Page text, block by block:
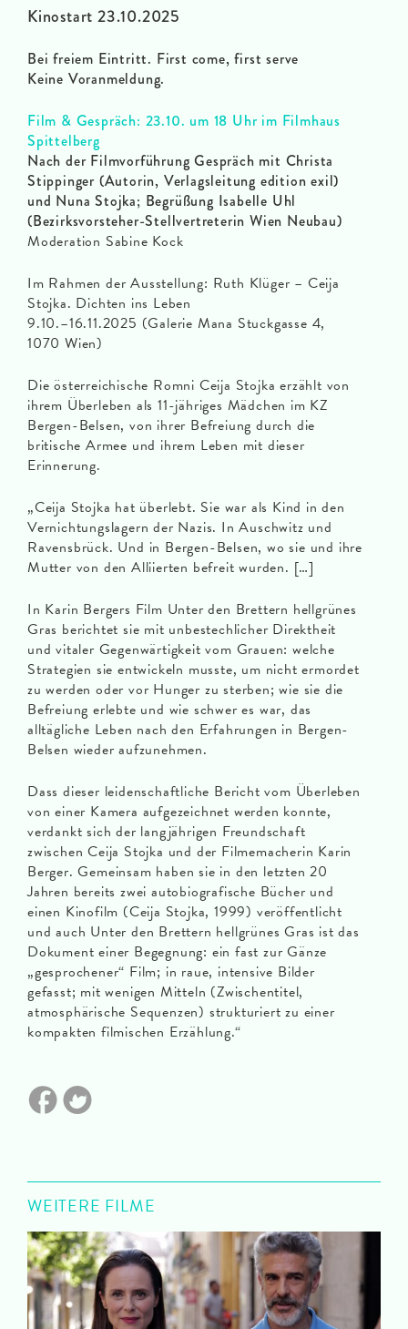
Kinostart 23.10.2025
Bei freiem Eintritt. First come, first serve
Keine Voranmeldung.
Film & Gespräch: 23.10. um 18 Uhr im Filmhaus
Spittelberg
Nach der Filmvorführung Gespräch mit Christa
Stippinger (Autorin, Verlagsleitung edition exil)
und Nuna Stojka; Begrüßung Isabelle Uhl
(Bezirksvorsteher-Stellvertreterin Wien Neubau)
Moderation Sabine Kock
Im Rahmen der Ausstellung: Ruth Klüger – Ceija
Stojka. Dichten ins Leben
9.10.–16.11.2025 (Galerie Mana Stuckgasse 4,
1070 Wien)
Die österreichische Romni Ceija Stojka erzählt von
ihrem Überleben als 11-jähriges Mädchen im KZ
Bergen-Belsen, von ihrer Befreiung durch die
britische Armee und ihrem Leben mit dieser
Erinnerung.
„Ceija Stojka hat überlebt. Sie war als Kind in den
Vernichtungslagern der Nazis. In Auschwitz und
Ravensbrück. Und in Bergen-Belsen, wo sie und ihre
Mutter von den Alliierten befreit wurden. […]
In Karin Bergers Film Unter den Brettern hellgrünes
Gras berichtet sie mit unbestechlicher Direktheit
und vitaler Gegenwärtigkeit vom Grauen: welche
Strategien sie entwickeln musste, um nicht ermordet
zu werden oder vor Hunger zu sterben; wie sie die
Befreiung erlebte und wie schwer es war, das
alltägliche Leben nach den Erfahrungen in Bergen-
Belsen wieder aufzunehmen.
Dass dieser leidenschaftliche Bericht vom Überleben
von einer Kamera aufgezeichnet werden konnte,
verdankt sich der langjährigen Freundschaft
zwischen Ceija Stojka und der Filmemacherin Karin
Berger. Gemeinsam haben sie in den letzten 20
Jahren bereits zwei autobiografische Bücher und
einen Kinofilm (Ceija Stojka, 1999) veröffentlicht
und auch Unter den Brettern hellgrünes Gras ist das
Dokument einer Begegnung: ein fast zur Gänze
„gesprochener“ Film; in raue, intensive Bilder
gefasst; mit wenigen Mitteln (Zwischentitel,
atmosphärische Sequenzen) strukturiert zu einer
kompakten filmischen Erzählung.“
WEITERE FILME